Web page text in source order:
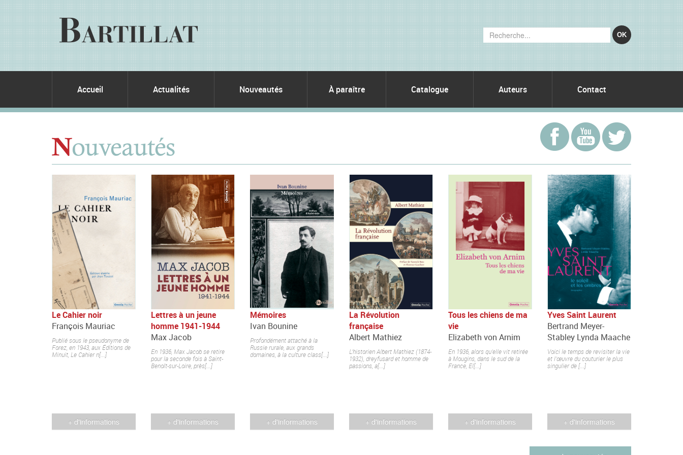
OK
Accueil Actualités Nouveautés À paraître Catalogue Auteurs Contact
Nouveautés
Le Cahier noir
François Mauriac
Publié sous le pseudonyme de
Forez, en 1943, aux Éditions de
Minuit, Le Cahier n[...]
+ d'informations
Lettres à un jeune
homme 1941-1944
Max Jacob
En 1936, Max Jacob se retire
pour la seconde fois à Saint-
Benoît-sur-Loire, près[...]
+ d'informations
Mémoires
Ivan Bounine
Profondément attaché à la
Russie rurale, aux grands
domaines, à la culture class[...]
+ d'informations
La Révolution
française
Albert Mathiez
L’historien Albert Mathiez (1874-
1932), dreyfusard et homme de
passions, a[...]
+ d'informations
Tous les chiens de ma
vie
Elizabeth von Arnim
En 1936, alors qu’elle vit retirée
à Mougins, dans le sud de la
France, El[...]
+ d'informations
Yves Saint Laurent
Bertrand Meyer-
Stabley Lynda Maache
Voici le temps de revisiter la vie
et l’œuvre du couturier le plus
singulier de [...]
+ d'informations